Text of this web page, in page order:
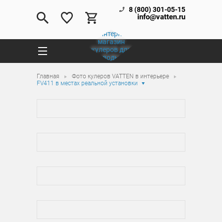
8 (800) 301-05-15
info@vatten.ru
Главная
Фото кулеров VATTEN в интерьере
FV411 в местах реальной установки